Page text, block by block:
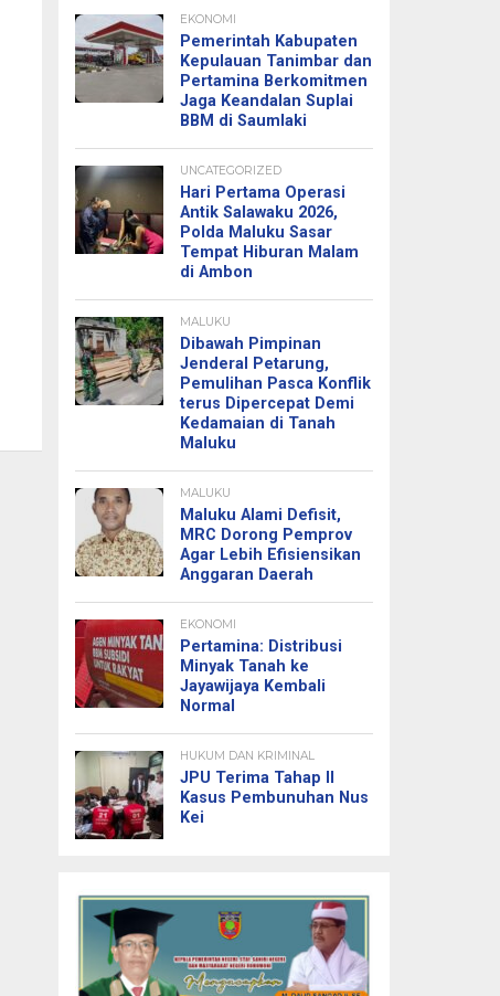
EKONOMI
Pemerintah Kabupaten
Kepulauan Tanimbar dan
Pertamina Berkomitmen
Jaga Keandalan Suplai
BBM di Saumlaki
UNCATEGORIZED
Hari Pertama Operasi
Antik Salawaku 2026,
Polda Maluku Sasar
Tempat Hiburan Malam
di Ambon
MALUKU
Dibawah Pimpinan
Jenderal Petarung,
Pemulihan Pasca Konflik
terus Dipercepat Demi
Kedamaian di Tanah
Maluku
MALUKU
Maluku Alami Defisit,
MRC Dorong Pemprov
Agar Lebih Efisiensikan
Anggaran Daerah
EKONOMI
Pertamina: Distribusi
Minyak Tanah ke
Jayawijaya Kembali
Normal
HUKUM DAN KRIMINAL
JPU Terima Tahap II
Kasus Pembunuhan Nus
Kei